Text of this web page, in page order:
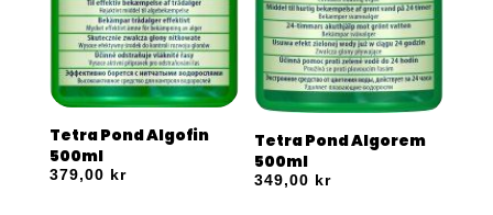
Tetra Pond Algofin
500ml
379,00 kr
Tetra Pond Algorem
500ml
349,00 kr